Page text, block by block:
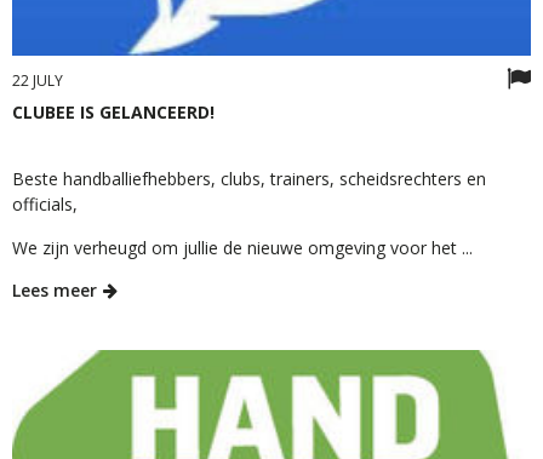
22 JULY
CLUBEE IS GELANCEERD!
Beste handballiefhebbers, clubs, trainers, scheidsrechters en
officials,
We zijn verheugd om jullie de nieuwe omgeving voor het ...
Lees meer